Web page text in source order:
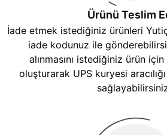
Ürünü Teslim
İade etmek istediğiniz ürünleri
iade kodunuz ile
alınmasını istediğiniz ürün
oluşturarak UPS kuryesi